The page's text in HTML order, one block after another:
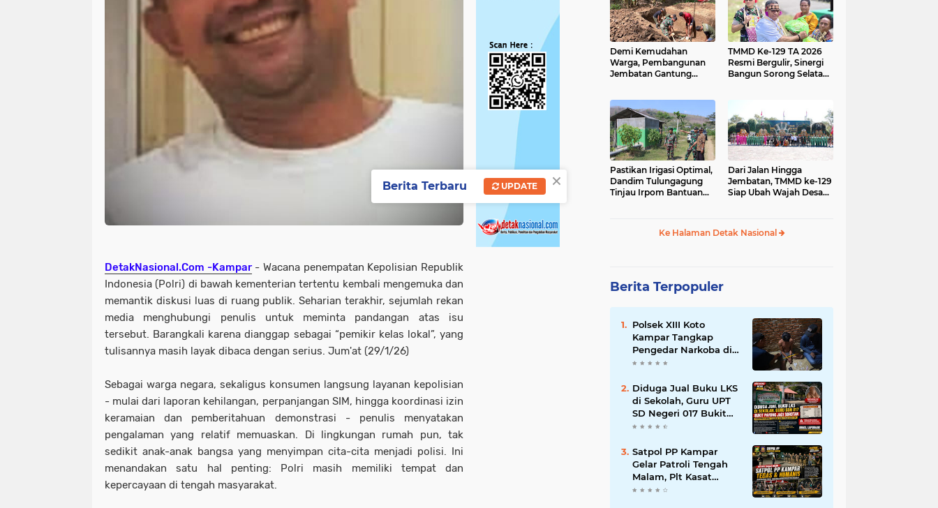
DetakNasional.Com -Kampar- Wacana penempatan Kepolisian Republik
Indonesia (Polri) di bawah kementerian tertentu kembali mengemuka dan
memantik diskusi luas di ruang publik. Seharian terakhir, sejumlah rekan
media menghubungi penulis untuk meminta pandangan atas isu
tersebut. Barangkali karena dianggap sebagai “pemikir kelas lokal”, yang
tulisannya masih layak dibaca dengan serius. Jum'at (29/1/26)
Sebagai warga negara, sekaligus konsumen langsung layanan kepolisian
- mulai dari laporan kehilangan, perpanjangan SIM, hingga koordinasi izin
keramaian dan pemberitahuan demonstrasi - penulis menyatakan
pengalaman yang relatif memuaskan. Di lingkungan rumah pun, tak
sedikit anak-anak bangsa yang menyimpan cita-cita menjadi polisi. Ini
menandakan satu hal penting: Polri masih memiliki tempat dan
kepercayaan di tengah masyarakat.
Demi Kemudahan
Warga, Pembangunan
Jembatan Gantung
TMMD Ke-129 TA 2026
Resmi Bergulir, Sinergi
Bangun Sorong Selatan
Pastikan Irigasi Optimal,
Dandim Tulungagung
Tinjau Irpom Bantuan
Dari Jalan Hingga
Jembatan, TMMD ke-129
Siap Ubah Wajah Desa
Ke Halaman Detak Nasional
Berita Terpopuler
Polsek XIII Koto
Kampar Tangkap
Pengedar Narkoba di
Desa Gunung Bungsu
Diduga Jual Buku LKS
di Sekolah, Guru UPT
SD Negeri 017 Bukit
Payung Jadi Sorotan,
Tegaskan Tidak
Pernah Beri Izin
Satpol PP Kampar
Gelar Patroli Tengah
Malam, Plt Kasat
Turun Langsung
×
Berita Terbaru UPDATE